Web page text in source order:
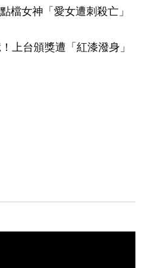
檔女神「愛女遭刺殺亡」
上台頒獎遭「紅漆潑身」